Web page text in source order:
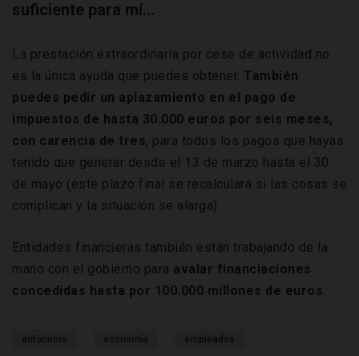
suficiente para mí...
La prestación extraordinaria por cese de actividad no
es la única ayuda que puedes obtener. También
puedes pedir un aplazamiento en el pago de
impuestos de hasta 30.000 euros por seis meses,
con carencia de tres, para todos los pagos que hayas
tenido que generar desde el 13 de marzo hasta el 30
de mayo (este plazo final se recalculará si las cosas se
complican y la situación se alarga).
Entidades financieras también están trabajando de la
mano con el gobierno para avalar financiaciones
concedidas hasta por 100.000 millones de euros.
autónomo economía empleados